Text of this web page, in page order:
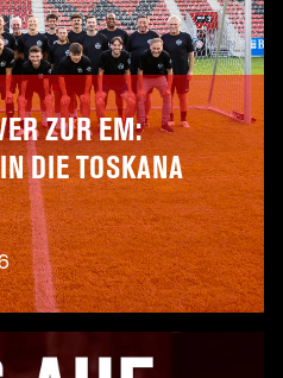
ZUR EM:
DIE TOSKANA